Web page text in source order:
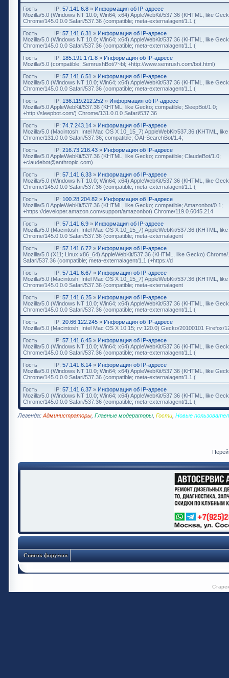
Гость
IP: 57.141.6.8 » Информация об IP-адресе
Mozilla/5.0 (Windows NT 10.0; Win64; x64) AppleWebKit/537.36 (KHTML, like
Chrome/145.0.0.0 Safari/537.36 (compatible; meta-externalagent/1.1 (
Гость
IP: 57.141.6.31 » Информация об IP-адресе
Mozilla/5.0 (Windows NT 10.0; Win64; x64) AppleWebKit/537.36 (KHTML, like
Chrome/145.0.0.0 Safari/537.36 (compatible; meta-externalagent/1.1 (
Гость
IP: 185.191.171.8 » Информация об IP-адресе
Mozilla/5.0 (compatible; SemrushBot/7~bl; +http://www.semrush.com/bot.html)
Гость
IP: 57.141.6.51 » Информация об IP-адресе
Mozilla/5.0 (Windows NT 10.0; Win64; x64) AppleWebKit/537.36 (KHTML, like
Chrome/145.0.0.0 Safari/537.36 (compatible; meta-externalagent/1.1 (
Гость
IP: 136.119.212.252 » Информация об IP-адресе
Mozilla/5.0 AppleWebKit/537.36 (KHTML, like Gecko; compatible; SleepBot/1.0;
+http://sleepbot.com/) Chrome/131.0.0.0 Safari/537.36
Гость
IP: 74.7.243.14 » Информация об IP-адресе
Mozilla/5.0 (Macintosh; Intel Mac OS X 10_15_7) AppleWebKit/537.36 (KHTML,
Chrome/131.0.0.0 Safari/537.36; compatible; OAI-SearchBot/1.4;
Гость
IP: 216.73.216.43 » Информация об IP-адресе
Mozilla/5.0 AppleWebKit/537.36 (KHTML, like Gecko; compatible; ClaudeBot/1.0;
+claudebot@anthropic.com)
Гость
IP: 57.141.6.33 » Информация об IP-адресе
Mozilla/5.0 (Windows NT 10.0; Win64; x64) AppleWebKit/537.36 (KHTML, like
Chrome/145.0.0.0 Safari/537.36 (compatible; meta-externalagent/1.1 (
Гость
IP: 100.28.204.82 » Информация об IP-адресе
Mozilla/5.0 AppleWebKit/537.36 (KHTML, like Gecko; compatible; Amazonbot/0.1;
+https://developer.amazon.com/support/amazonbot) Chrome/119.0.6045.214
Гость
IP: 57.141.6.9 » Информация об IP-адресе
Mozilla/5.0 (Macintosh; Intel Mac OS X 10_15_7) AppleWebKit/537.36 (KHTML,
Chrome/145.0.0.0 Safari/537.36 (compatible; meta-externalagent
Гость
IP: 57.141.6.72 » Информация об IP-адресе
Mozilla/5.0 (X11; Linux x86_64) AppleWebKit/537.36 (KHTML, like Gecko)
Safari/537.36 (compatible; meta-externalagent/1.1 (+https://d
Гость
IP: 57.141.6.67 » Информация об IP-адресе
Mozilla/5.0 (Macintosh; Intel Mac OS X 10_15_7) AppleWebKit/537.36 (KHTML,
Chrome/145.0.0.0 Safari/537.36 (compatible; meta-externalagent
Гость
IP: 57.141.6.25 » Информация об IP-адресе
Mozilla/5.0 (Windows NT 10.0; Win64; x64) AppleWebKit/537.36 (KHTML, like
Chrome/145.0.0.0 Safari/537.36 (compatible; meta-externalagent/1.1 (
Гость
IP: 20.66.122.245 » Информация об IP-адресе
Mozilla/5.0 (Macintosh; Intel Mac OS X 10.15; rv:120.0) Gecko/20100101 Firefox/
Гость
IP: 57.141.6.45 » Информация об IP-адресе
Mozilla/5.0 (Windows NT 10.0; Win64; x64) AppleWebKit/537.36 (KHTML, like
Chrome/145.0.0.0 Safari/537.36 (compatible; meta-externalagent/1.1 (
Гость
IP: 57.141.6.14 » Информация об IP-адресе
Mozilla/5.0 (Windows NT 10.0; Win64; x64) AppleWebKit/537.36 (KHTML, like
Chrome/145.0.0.0 Safari/537.36 (compatible; meta-externalagent/1.1 (
Гость
IP: 57.141.6.37 » Информация об IP-адресе
Mozilla/5.0 (Windows NT 10.0; Win64; x64) AppleWebKit/537.36 (KHTML, like
Chrome/145.0.0.0 Safari/537.36 (compatible; meta-externalagent/1.1 (
Легенда: Администраторы Главные модераторы Гости Новые
Список форумов